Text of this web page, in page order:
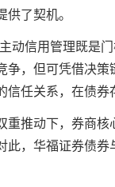
了契机。
信用管理既是门
争，但可凭借决策
信任关系，在债券
推动下，券商核
此，华福证券债